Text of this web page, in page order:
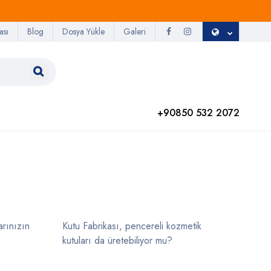
Blog Dosya Yükle Galeri
+90850 532 2072
Kutu Fabrikası, pencereli kozmetik
kutuları da üretebiliyor mu?